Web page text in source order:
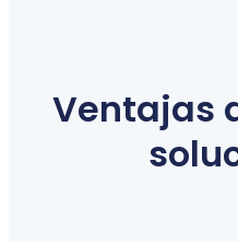
Ventajas